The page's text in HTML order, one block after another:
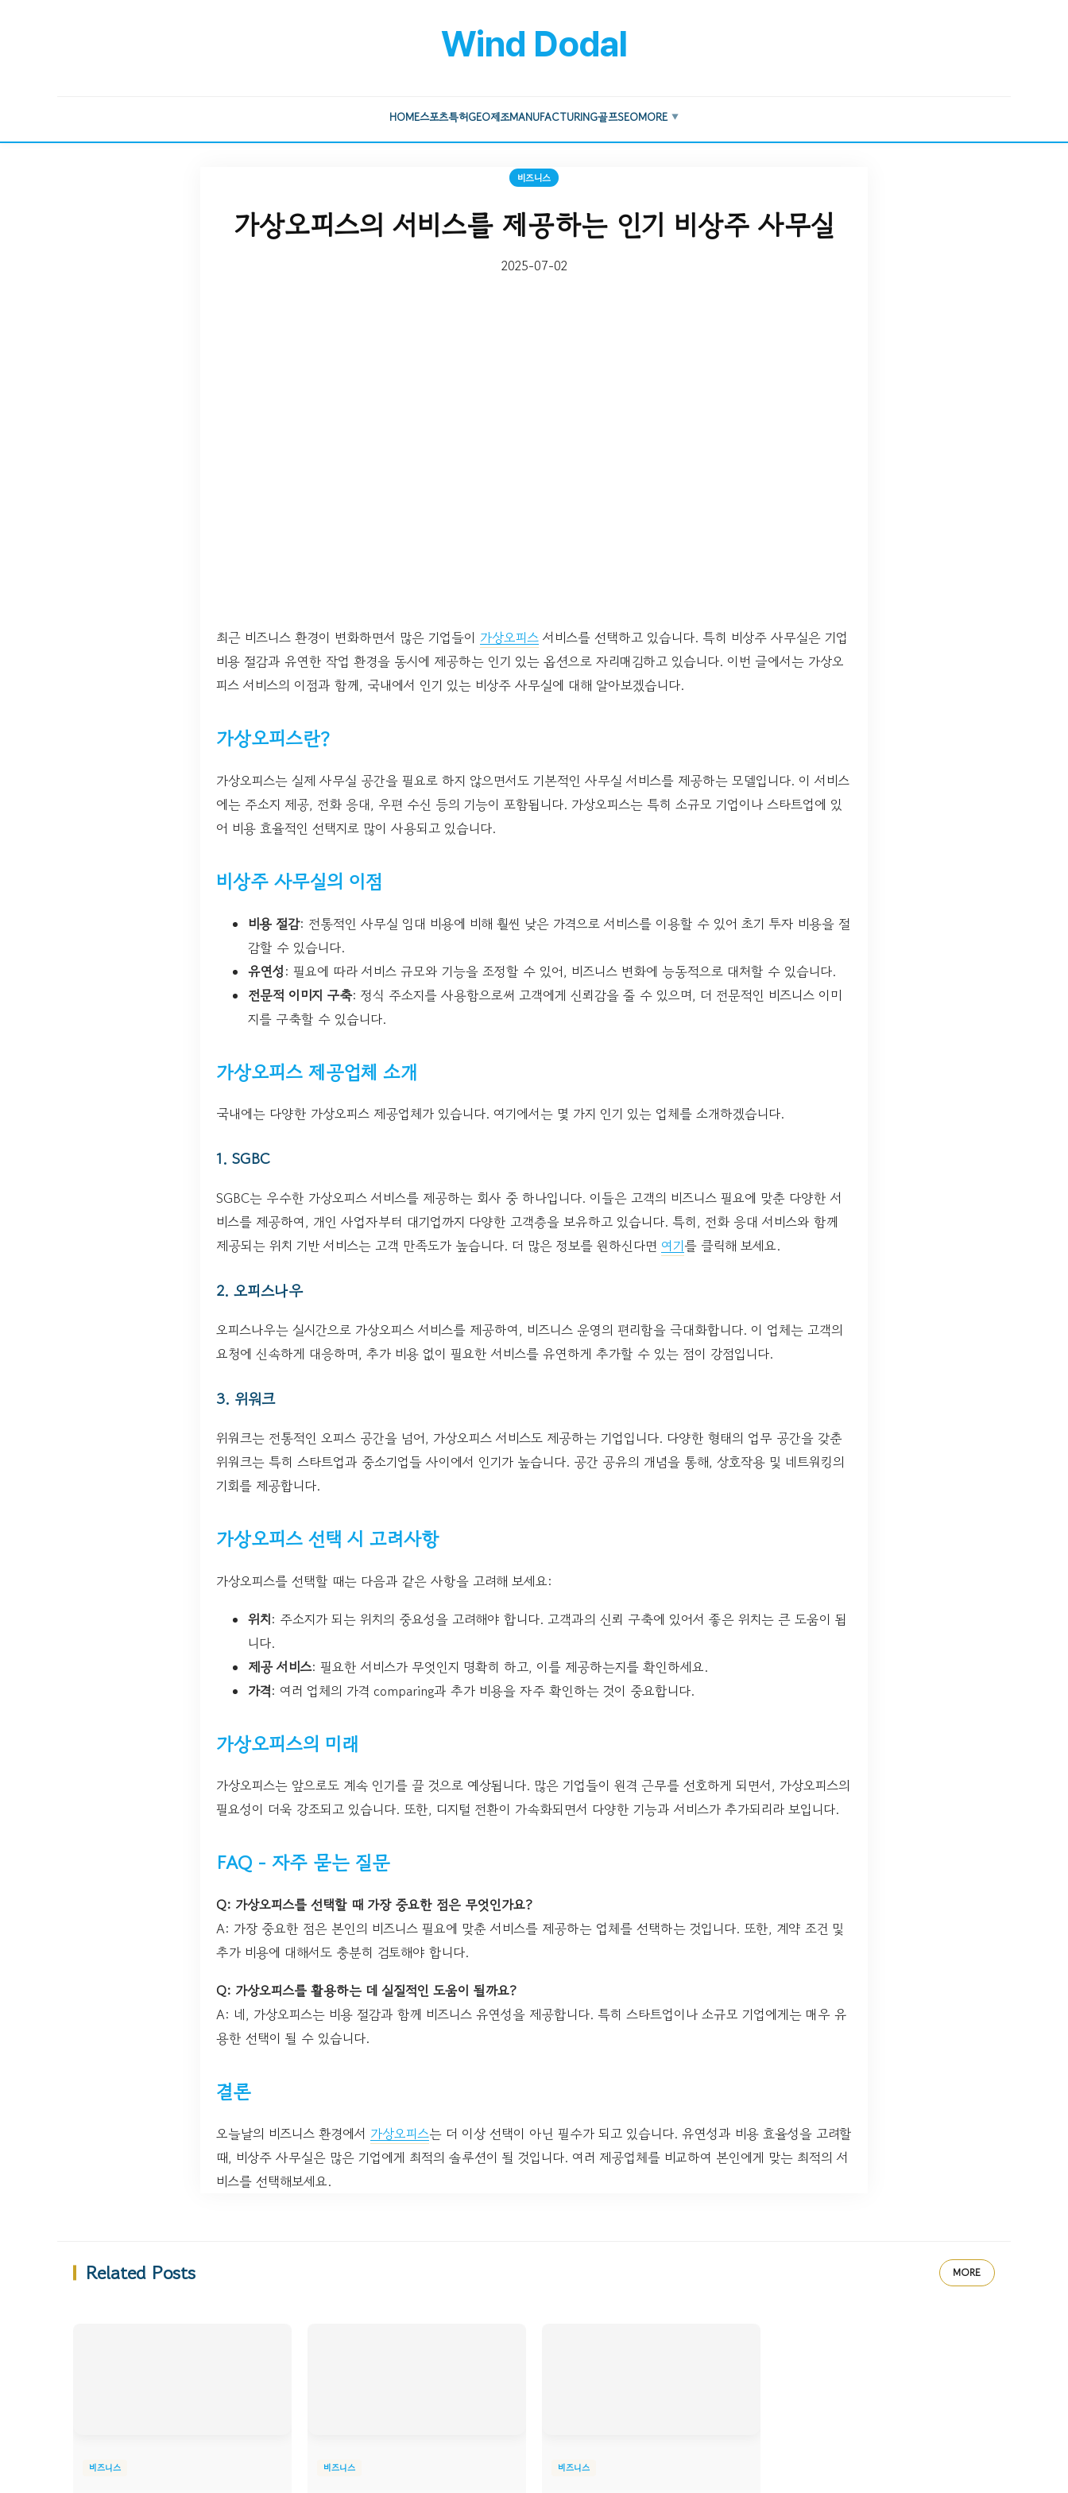
Wind Dodal
HOME스포츠특허GEO제조MANUFACTURING골프SEOMORE ▼
비즈니스
가상오피스의 서비스를 제공하는 인기 비상주 사무실
2025-07-02
최근 비즈니스 환경이 변화하면서 많은 기업들이 가상오피스 서비스를 선택하고 있습니다. 특히 비상주 사무실은 기업
비용 절감과 유연한 작업 환경을 동시에 제공하는 인기 있는 옵션으로 자리매김하고 있습니다. 이번 글에서는 가상오
피스 서비스의 이점과 함께, 국내에서 인기 있는 비상주 사무실에 대해 알아보겠습니다.
가상오피스란?
가상오피스는 실제 사무실 공간을 필요로 하지 않으면서도 기본적인 사무실 서비스를 제공하는 모델입니다. 이 서비스
에는 주소지 제공, 전화 응대, 우편 수신 등의 기능이 포함됩니다. 가상오피스는 특히 소규모 기업이나 스타트업에 있
어 비용 효율적인 선택지로 많이 사용되고 있습니다.
비상주 사무실의 이점
비용 절감: 전통적인 사무실 임대 비용에 비해 훨씬 낮은 가격으로 서비스를 이용할 수 있어 초기 투자 비용을 절
감할 수 있습니다.
유연성: 필요에 따라 서비스 규모와 기능을 조정할 수 있어, 비즈니스 변화에 능동적으로 대처할 수 있습니다.
전문적 이미지 구축: 정식 주소지를 사용함으로써 고객에게 신뢰감을 줄 수 있으며, 더 전문적인 비즈니스 이미
지를 구축할 수 있습니다.
가상오피스 제공업체 소개
국내에는 다양한 가상오피스 제공업체가 있습니다. 여기에서는 몇 가지 인기 있는 업체를 소개하겠습니다.
1. SGBC
SGBC는 우수한 가상오피스 서비스를 제공하는 회사 중 하나입니다. 이들은 고객의 비즈니스 필요에 맞춘 다양한 서
비스를 제공하여, 개인 사업자부터 대기업까지 다양한 고객층을 보유하고 있습니다. 특히, 전화 응대 서비스와 함께
제공되는 위치 기반 서비스는 고객 만족도가 높습니다. 더 많은 정보를 원하신다면 여기를 클릭해 보세요.
2. 오피스나우
오피스나우는 실시간으로 가상오피스 서비스를 제공하여, 비즈니스 운영의 편리함을 극대화합니다. 이 업체는 고객의
요청에 신속하게 대응하며, 추가 비용 없이 필요한 서비스를 유연하게 추가할 수 있는 점이 강점입니다.
3. 위워크
위워크는 전통적인 오피스 공간을 넘어, 가상오피스 서비스도 제공하는 기업입니다. 다양한 형태의 업무 공간을 갖춘
위워크는 특히 스타트업과 중소기업들 사이에서 인기가 높습니다. 공간 공유의 개념을 통해, 상호작용 및 네트워킹의
기회를 제공합니다.
가상오피스 선택 시 고려사항
가상오피스를 선택할 때는 다음과 같은 사항을 고려해 보세요:
위치: 주소지가 되는 위치의 중요성을 고려해야 합니다. 고객과의 신뢰 구축에 있어서 좋은 위치는 큰 도움이 됩
니다.
제공 서비스: 필요한 서비스가 무엇인지 명확히 하고, 이를 제공하는지를 확인하세요.
가격: 여러 업체의 가격 comparing과 추가 비용을 자주 확인하는 것이 중요합니다.
가상오피스의 미래
가상오피스는 앞으로도 계속 인기를 끌 것으로 예상됩니다. 많은 기업들이 원격 근무를 선호하게 되면서, 가상오피스의
필요성이 더욱 강조되고 있습니다. 또한, 디지털 전환이 가속화되면서 다양한 기능과 서비스가 추가되리라 보입니다.
FAQ - 자주 묻는 질문
Q: 가상오피스를 선택할 때 가장 중요한 점은 무엇인가요?
A: 가장 중요한 점은 본인의 비즈니스 필요에 맞춘 서비스를 제공하는 업체를 선택하는 것입니다. 또한, 계약 조건 및
추가 비용에 대해서도 충분히 검토해야 합니다.
Q: 가상오피스를 활용하는 데 실질적인 도움이 될까요?
A: 네, 가상오피스는 비용 절감과 함께 비즈니스 유연성을 제공합니다. 특히 스타트업이나 소규모 기업에게는 매우 유
용한 선택이 될 수 있습니다.
결론
오늘날의 비즈니스 환경에서 가상오피스는 더 이상 선택이 아닌 필수가 되고 있습니다. 유연성과 비용 효율성을 고려할
때, 비상주 사무실은 많은 기업에게 최적의 솔루션이 될 것입니다. 여러 제공업체를 비교하여 본인에게 맞는 최적의 서
비스를 선택해보세요.
Related Posts MORE
비즈니스 비즈니스 비즈니스